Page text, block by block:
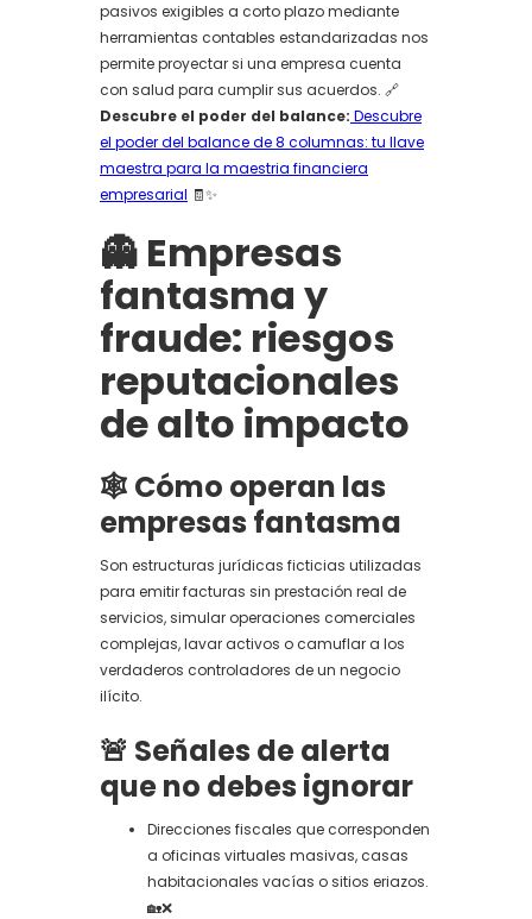
pasivos exigibles a corto plazo mediante
herramientas contables estandarizadas nos
permite proyectar si una empresa cuenta
con salud para cumplir sus acuerdos. 🔗
Descubre el poder del balance: Descubre
el poder del balance de 8 columnas: tu llave
maestra para la maestria financiera
empresarial 🧾✨
👻 Empresas
fantasma y
fraude: riesgos
reputacionales
de alto impacto
🕸️ Cómo operan las
empresas fantasma
Son estructuras jurídicas ficticias utilizadas
para emitir facturas sin prestación real de
servicios, simular operaciones comerciales
complejas, lavar activos o camuflar a los
verdaderos controladores de un negocio
ilícito.
🚨 Señales de alerta
que no debes ignorar
Direcciones fiscales que corresponden
a oficinas virtuales masivas, casas
habitacionales vacías o sitios eriazos.
🏡❌